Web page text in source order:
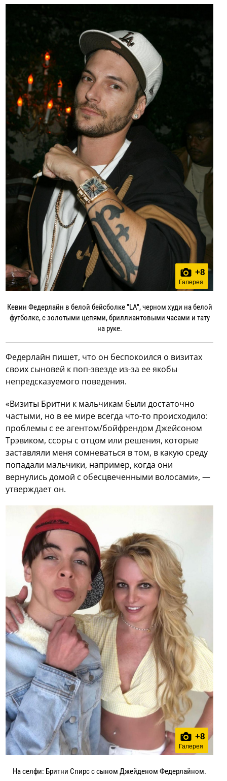
+8
Галерея
Кевин Федерлайн в белой бейсболке "LA", черном худи на белой
футболке, с золотыми цепями, бриллиантовыми часами и тату
на руке.
Федерлайн пишет, что он беспокоился о визитах
своих сыновей к поп-звезде из-за ее якобы
непредсказуемого поведения.
«Визиты Бритни к мальчикам были достаточно
частыми, но в ее мире всегда что-то происходило:
проблемы с ее агентом/бойфрендом Джейсоном
Трэвиком, ссоры с отцом или решения, которые
заставляли меня сомневаться в том, в какую среду
попадали мальчики, например, когда они
вернулись домой с обесцвеченными волосами», —
утверждает он.
+8
Галерея
На селфи: Бритни Спирс с сыном Джейденом Федерлайном.